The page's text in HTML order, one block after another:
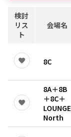
検討
リス
ト
会場名
8C
8A＋8B
＋8C＋
LOUNGE
North